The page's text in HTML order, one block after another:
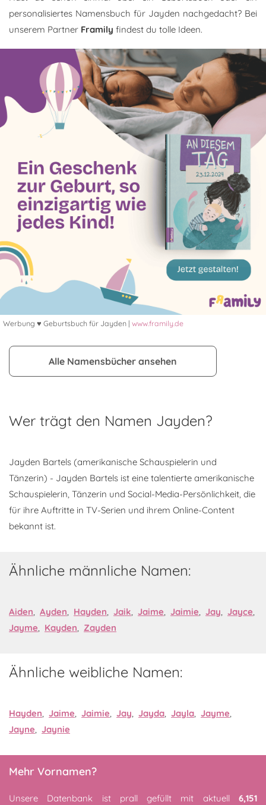
personalisiertes Namensbuch für Jayden nachgedacht? Bei
unserem Partner Framily findest du tolle Ideen.
Werbung ♥ Geburtsbuch für Jayden | www.framily.de
Alle Namensbücher ansehen
Wer trägt den Namen Jayden?
Jayden Bartels (amerikanische Schauspielerin und
Tänzerin) - Jayden Bartels ist eine talentierte amerikanische
Schauspielerin, Tänzerin und Social-Media-Persönlichkeit, die
für ihre Auftritte in TV-Serien und ihrem Online-Content
bekannt ist.
Ähnliche männliche Namen:
Aiden, Ayden, Hayden, Jaik, Jaime, Jaimie, Jay, Jayce,
Jayme, Kayden, Zayden
Ähnliche weibliche Namen:
Hayden, Jaime, Jaimie, Jay, Jayda, Jayla, Jayme,
Jayne, Jaynie
Mehr Vornamen?
Unsere Datenbank ist prall gefüllt mit aktuell 6,151